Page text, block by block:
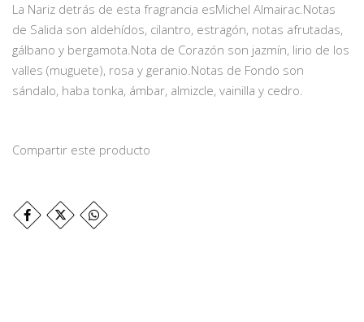
La Nariz detrás de esta fragrancia esMichel Almairac.Notas
de Salida son aldehídos, cilantro, estragón, notas afrutadas,
gálbano y bergamota.Nota de Corazón son jazmín, lirio de los
valles (muguete), rosa y geranio.Notas de Fondo son
sándalo, haba tonka, ámbar, almizcle, vainilla y cedro.
Compartir este producto